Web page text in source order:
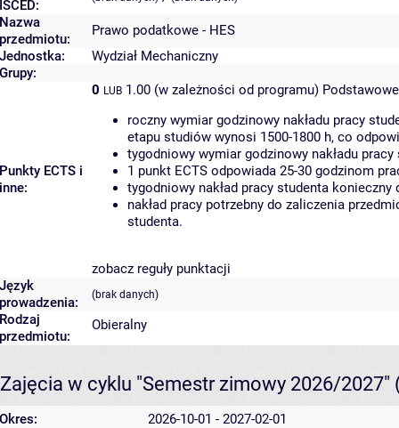
ISCED:
Nazwa
przedmiotu:
Prawo podatkowe - HES
Jednostka:
Wydział Mechaniczny
Grupy:
Punkty ECTS i
inne:
0 LUB 1.00 (w zależności od programu)
roczny wymiar godzinowy nakładu pracy
etapu studiów wynosi 1500-1800 h, co
tygodniowy wymiar godzinowy nakładu
1 punkt ECTS odpowiada 25-30 godzinom
tygodniowy nakład pracy studenta
nakład pracy potrzebny do zaliczenia
studenta.
zobacz reguły punktacji
Język
prowadzenia:
(brak danych)
Rodzaj
przedmiotu:
Obieralny
Zajęcia w cyklu "Semestr zimowy 2026/2027"
Okres: 2026-10-01 - 2027-02-01